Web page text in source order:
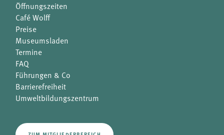
Öffnungszeiten
Café Wolff
Preise
Museumsladen
Termine
FAQ
Führungen & Co
Barrierefreiheit
Umweltbildungszentrum